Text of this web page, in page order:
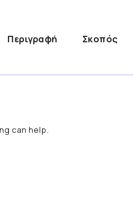
Περιγραφή Σκοπός
can help.